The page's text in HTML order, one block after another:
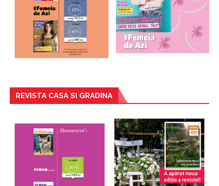
REVISTA CASA SI GRADINA